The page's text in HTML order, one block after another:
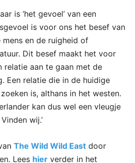
is ‘het gevoel’ van een
is voor ons het besef van
en de ruigheid of
Dit besef maakt het voor
relatie aan te gaan met de
Een relatie die in de huidige
is, althans in het westen.
kan dus wel een vleugje
wij.’
The Wild Wild East door
Lees hier verder in het